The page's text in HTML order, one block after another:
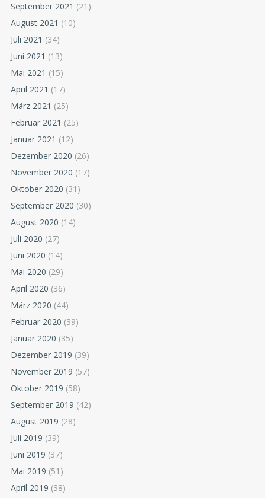
September 2021 (21)
August 2021 (10)
Juli 2021 (34)
Juni 2021 (13)
Mai 2021 (15)
April 2021 (17)
März 2021 (25)
Februar 2021 (25)
Januar 2021 (12)
Dezember 2020 (26)
November 2020 (17)
Oktober 2020 (31)
September 2020 (30)
August 2020 (14)
Juli 2020 (27)
Juni 2020 (14)
Mai 2020 (29)
April 2020 (36)
März 2020 (44)
Februar 2020 (39)
Januar 2020 (35)
Dezember 2019 (39)
November 2019 (57)
Oktober 2019 (58)
September 2019 (42)
August 2019 (28)
Juli 2019 (39)
Juni 2019 (37)
Mai 2019 (51)
April 2019 (38)